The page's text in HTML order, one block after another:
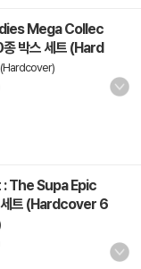
Mega Collec
박스 세트 (Hard
The Supa Epic
트 (Hardcover 6